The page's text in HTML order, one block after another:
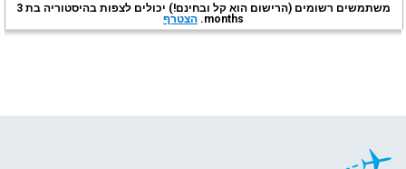
משתמשים רשומים (הרישום הוא קל ובחינם!) יכולים לצפות בהיסטוריה בת 3
months. הצטרף